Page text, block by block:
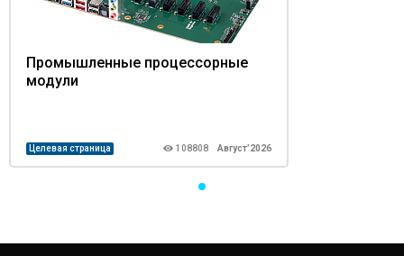
Промышленные процессорные
модули
Целевая страница 108808 Август’2026